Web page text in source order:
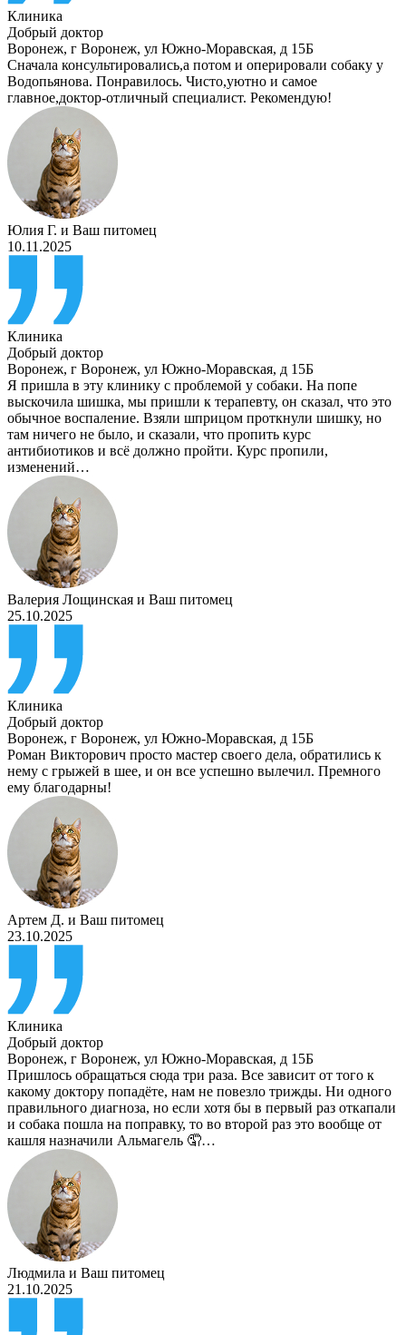
Клиника
Добрый доктор
Воронеж, г Воронеж, ул Южно-Моравская, д 15Б
Сначала консультировались,а потом и оперировали собаку у
Водопьянова. Понравилось. Чисто,уютно и самое
главное,доктор-отличный специалист. Рекомендую!
Юлия Г. и Ваш питомец
10.11.2025
Клиника
Добрый доктор
Воронеж, г Воронеж, ул Южно-Моравская, д 15Б
Я пришла в эту клинику с проблемой у собаки. На попе
выскочила шишка, мы пришли к терапевту, он сказал, что это
обычное воспаление. Взяли шприцом проткнули шишку, но
там ничего не было, и сказали, что пропить курс
антибиотиков и всё должно пройти. Курс пропили,
изменений…
Валерия Лощинская и Ваш питомец
25.10.2025
Клиника
Добрый доктор
Воронеж, г Воронеж, ул Южно-Моравская, д 15Б
Роман Викторович просто мастер своего дела, обратились к
нему с грыжей в шее, и он все успешно вылечил. Премного
ему благодарны!
Артем Д. и Ваш питомец
23.10.2025
Клиника
Добрый доктор
Воронеж, г Воронеж, ул Южно-Моравская, д 15Б
Пришлось обращаться сюда три раза. Все зависит от того к
какому доктору попадёте, нам не повезло трижды. Ни одного
правильного диагноза, но если хотя бы в первый раз откапали
и собака пошла на поправку, то во второй раз это вообще от
кашля назначили Альмагель 🤦…
Людмила и Ваш питомец
21.10.2025